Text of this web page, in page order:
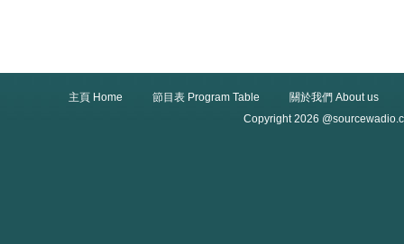
主頁 Home 節目表 Program Table
關於我們 About us
Copyright 2026